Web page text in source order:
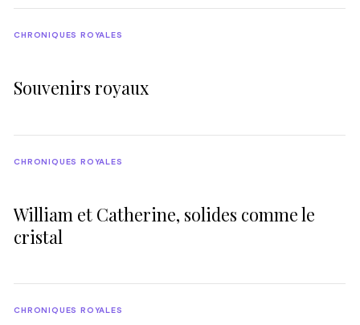
Souvenirs royaux
CHRONIQUES ROYALES
William et Catherine, solides comme le
cristal
CHRONIQUES ROYALES
CHRONIQUES ROYALES